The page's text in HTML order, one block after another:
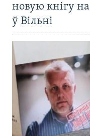
новую кнігу
ў Вільні